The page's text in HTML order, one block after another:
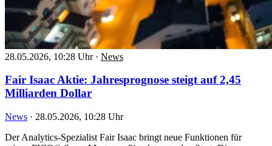
28.05.2026, 10:28 Uhr · News
Fair Isaac Aktie: Jahresprognose steigt auf 2,45
Milliarden Dollar
News · 28.05.2026, 10:28 Uhr
Der Analytics-Spezialist Fair Isaac bringt neue Funktionen für